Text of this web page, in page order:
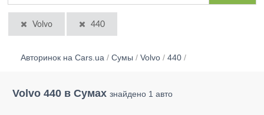
Volvo 440
Авторинок на Cars.ua / Сумы / Volvo / 440 /
Volvo 440 в Сумах знайдено 1 авто